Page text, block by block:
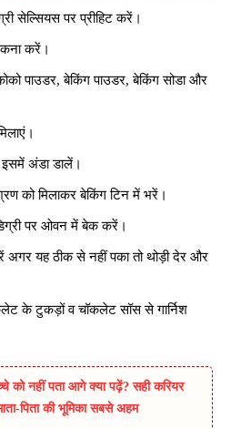
सेल्सियस पर प्रीहिट करें।
करें।
पाउडर, बेकिंग पाउडर, बेकिंग सोडा और
इसमें अंडा डालें।
को मिलाकर बेकिंग टिन में भरें।
पर ओवन में बेक करें।
यह ठीक से नहीं पका तो थोड़ी देर और
के टुकड़ों व चॉकलेट सॉस से गार्निश
को नहीं पता आगे क्या पढ़ें? सही करियर
पिता की भूमिका सबसे अहम